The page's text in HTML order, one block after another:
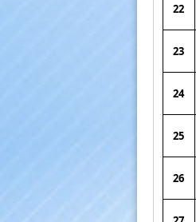
22
23
24
25
26